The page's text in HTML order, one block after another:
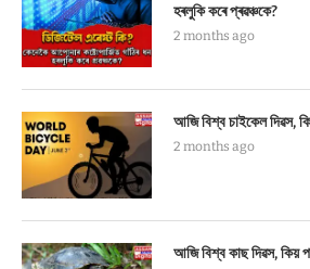
হৰলুকি কৰে প্ৰৱঞ্চকে?
2 months ago
আজি বিশ্ব চাইকেল দিৱস,
2 months ago
আজি বিশ্ব কাছ দিৱস, কিয়